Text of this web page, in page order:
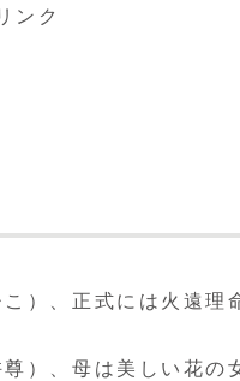
ンク
）、正式には火遠理
）、母は美しい花の